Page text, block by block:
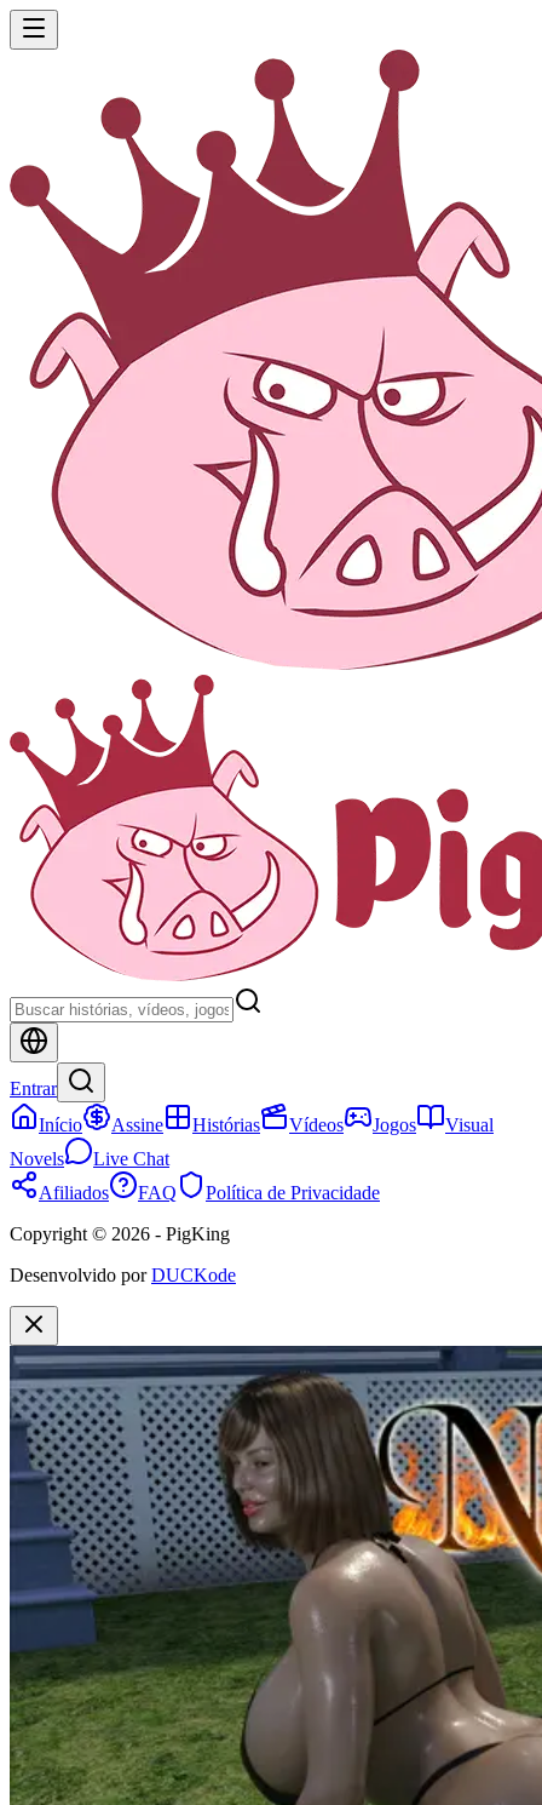
Entrar
Início
Assine Histórias Vídeos Jogos
Visual
Novels
Live Chat
Afiliados
FAQ
Política de Privacidade
Copyright © 2026 - PigKing
Desenvolvido por DUCKode